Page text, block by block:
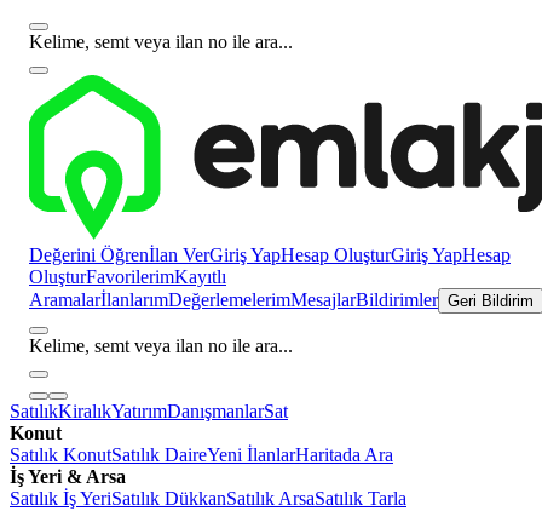
Kelime, semt veya ilan no ile ara...
Değerini Öğrenİlan VerGiriş YapHesap OluşturGiriş YapHesap
OluşturFavorilerimKayıtlı
AramalarİlanlarımDeğerlemelerimMesajlarBildirimler Geri Bildirim
Kelime, semt veya ilan no ile ara...
SatılıkKiralıkYatırımDanışmanlarSat
Konut
Satılık KonutSatılık DaireYeni İlanlarHaritada Ara
İş Yeri & Arsa
Satılık İş YeriSatılık DükkanSatılık ArsaSatılık Tarla